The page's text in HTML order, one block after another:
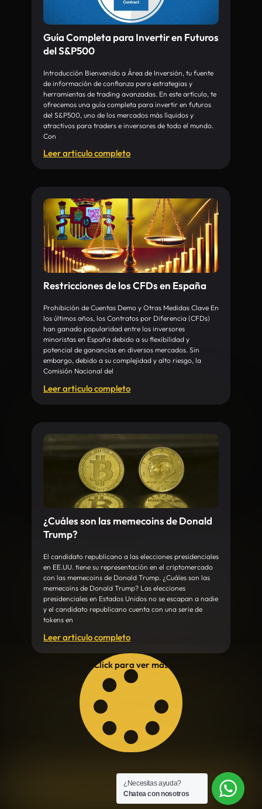
Guía Completa para Invertir en Futuros
del S&P500
Introducción Bienvenido a Área de Inversión, tu fuente
de información de confianza para estrategias y
herramientas de trading avanzadas. En este artículo, te
ofrecemos una guía completa para invertir en futuros
del S&P500, uno de los mercados más líquidos y
atractivos para traders e inversores de todo el mundo.
Con
Leer articulo completo
Restricciones de los CFDs en España
Prohibición de Cuentas Demo y Otras Medidas Clave En
los últimos años, los Contratos por Diferencia (CFDs)
han ganado popularidad entre los inversores
minoristas en España debido a su flexibilidad y
potencial de ganancias en diversos mercados. Sin
embargo, debido a su complejidad y alto riesgo, la
Comisión Nacional del
Leer articulo completo
¿Cuáles son las memecoins de Donald
Trump?
El candidato republicano a las elecciones presidenciales
en EE.UU. tiene su representación en el criptomercado
con las memecoins de Donald Trump. ¿Cuáles son las
memecoins de Donald Trump? Las elecciones
presidenciales en Estados Unidos no se escapan a nadie
y el candidato republicano cuenta con una serie de
tokens en
Leer articulo completo
Click para ver más
¿Necesitas ayuda?
Chatea con nosotros